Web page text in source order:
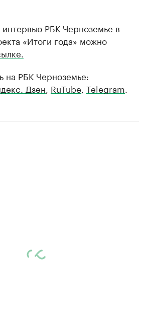
РБК Черноземье в
«Итоги года» можно
на РБК Черноземье:
Дзен, RuTube, Telegram.